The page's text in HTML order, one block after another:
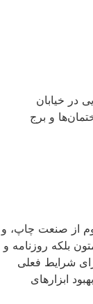
در خیابان
و برج
از صنعت چاپ، و
بلکه روزنامه و
شرایط فعلی
ابزارهای